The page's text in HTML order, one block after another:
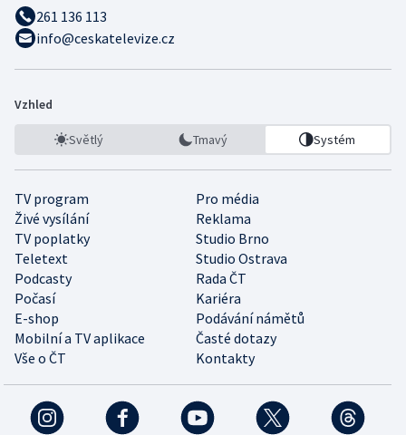
261 136 113
info@ceskatelevize.cz
Vzhled
Světlý Tmavý Systém
TV program
Pro média
Živé vysílání
Reklama
TV poplatky
Studio Brno
Teletext
Studio Ostrava
Podcasty
Rada ČT
Počasí
Kariéra
E-shop
Podávání námětů
Mobilní a TV aplikace
Časté dotazy
Vše o ČT
Kontakty